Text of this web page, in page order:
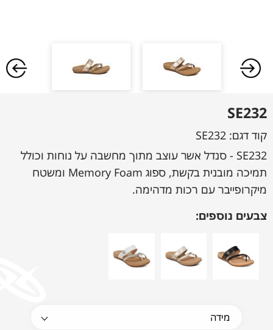
SE232
קוד דגם: SE232
SE232 - סנדל אשר עוצב מתוך מחשבה על נוחות וכולל
תמיכה מובנית בקשת, ספוג Memory Foam ומשטח
מיקרופייבר עם רכות מדהימה.
צבעים נוספים: